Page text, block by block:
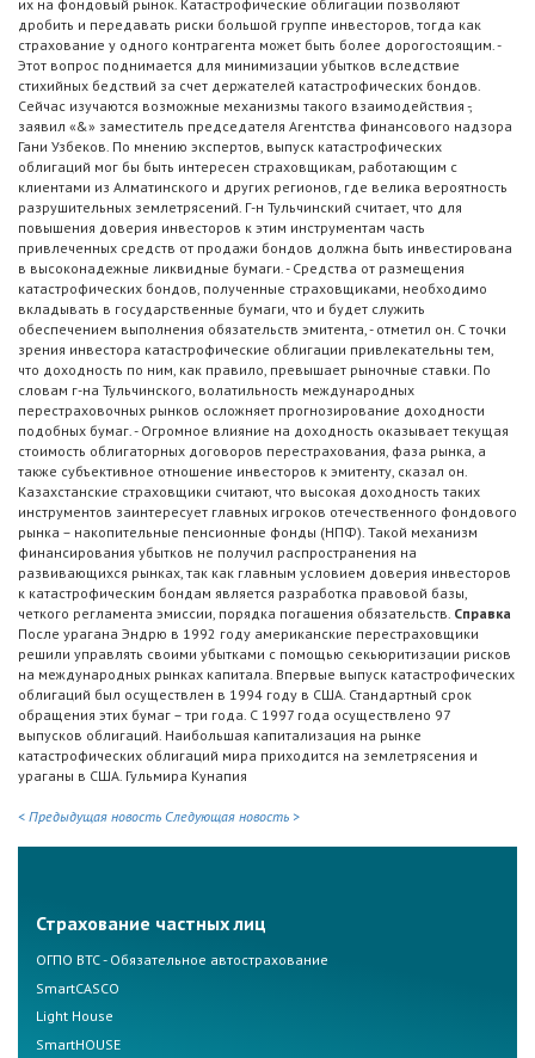
их на фондовый рынок. Катастрофические облигации позволяют
дробить и передавать риски большой группе инвесторов, тогда как
страхование у одного контрагента может быть более дорогостоящим. -
Этот вопрос поднимается для минимизации убытков вследствие
стихийных бедствий за счет держателей катастрофических бондов.
Сейчас изучаются возможные механизмы такого взаимодействия -,
заявил «&» заместитель председателя Агентства финансового надзора
Гани Узбеков. По мнению экспертов, выпуск катастрофических
облигаций мог бы быть интересен страховщикам, работающим с
клиентами из Алматинского и других регионов, где велика вероятность
разрушительных землетрясений. Г-н Тульчинский считает, что для
повышения доверия инвесторов к этим инструментам часть
привлеченных средств от продажи бондов должна быть инвестирована
в высоконадежные ликвидные бумаги. - Средства от размещения
катастрофических бондов, полученные страховщиками, необходимо
вкладывать в государственные бумаги, что и будет служить
обеспечением выполнения обязательств эмитента, - отметил он. С точки
зрения инвестора катастрофические облигации привлекательны тем,
что доходность по ним, как правило, превышает рыночные ставки. По
словам г-на Тульчинского, волатильность международных
перестраховочных рынков осложняет прогнозирование доходности
подобных бумаг. - Огромное влияние на доходность оказывает текущая
стоимость облигаторных договоров перестрахования, фаза рынка, а
также субъективное отношение инвесторов к эмитенту, сказал он.
Казахстанские страховщики считают, что высокая доходность таких
инструментов заинтересует главных игроков отечественного фондового
рынка – накопительные пенсионные фонды (НПФ). Такой механизм
финансирования убытков не получил распространения на
развивающихся рынках, так как главным условием доверия инвесторов
к катастрофическим бондам является разработка правовой базы,
четкого регламента эмиссии, порядка погашения обязательств. Справка
После урагана Эндрю в 1992 году американские перестраховщики
решили управлять своими убытками с помощью секьюритизации рисков
на международных рынках капитала. Впервые выпуск катастрофических
облигаций был осуществлен в 1994 году в США. Стандартный срок
обращения этих бумаг – три года. С 1997 года осуществлено 97
выпусков облигаций. Наибольшая капитализация на рынке
катастрофических облигаций мира приходится на землетрясения и
ураганы в США. Гульмира Кунапия
< Предыдущая новость Следующая новость >
Страхование частных лиц
ОГПО ВТС - Обязательное автострахование
SmartCASCO
Light House
SmartHOUSE